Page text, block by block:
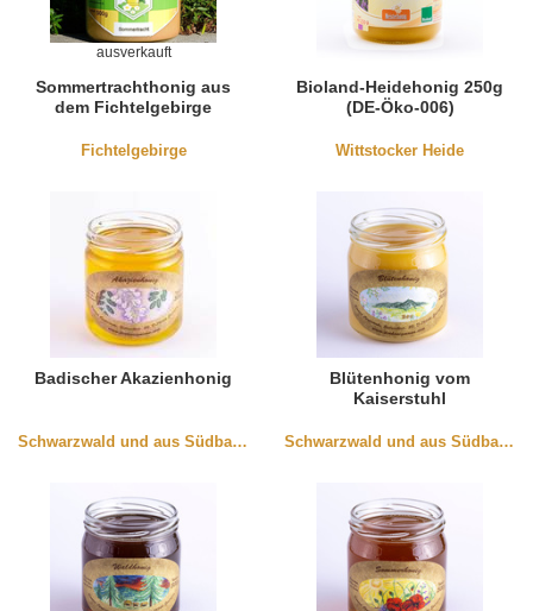
Sommertrachthonig aus
dem Fichtelgebirge
Fichtelgebirge
ausverkauft
Bioland-Heidehonig 250g
(DE-Öko-006)
Wittstocker Heide
Badischer Akazienhonig
Schwarzwald und aus Südbaden
Blütenhonig vom
Kaiserstuhl
Schwarzwald und aus Südbaden